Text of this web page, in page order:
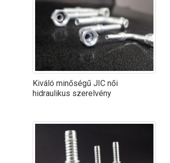
Kiváló minőségű JIC női
hidraulikus szerelvény